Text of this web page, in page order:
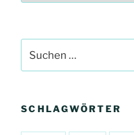
nach:
SCHLAGWÖRTER